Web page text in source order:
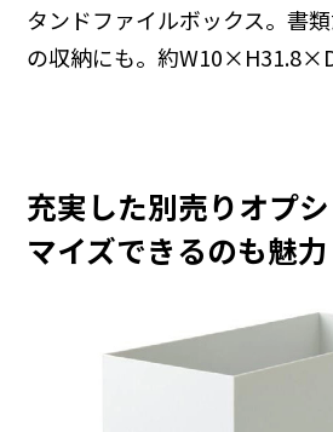
タンドファイルボックス。書
の収納にも。約
充実した別売りオプ
マイズできるのも魅力